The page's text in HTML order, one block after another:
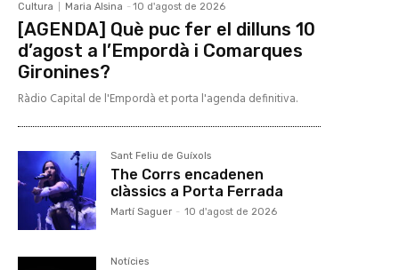
Cultura Maria Alsina - 10 d'agost de 2026
[AGENDA] Què puc fer el dilluns 10
d’agost a l’Empordà i Comarques
Gironines?
Ràdio Capital de l'Empordà et porta l'agenda definitiva.
Sant Feliu de Guíxols
The Corrs encadenen
clàssics a Porta Ferrada
Martí Saguer - 10 d'agost de 2026
Notícies